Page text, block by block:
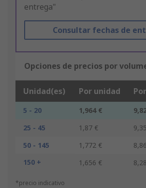
entrega"
Consultar fechas de
Opciones de precios por
Unidad(es) Por unidad
5 - 20 1,964 €
25 - 45
1,87 €
50 - 145
1,772 €
150 +
1,656 €
*precio indicativo